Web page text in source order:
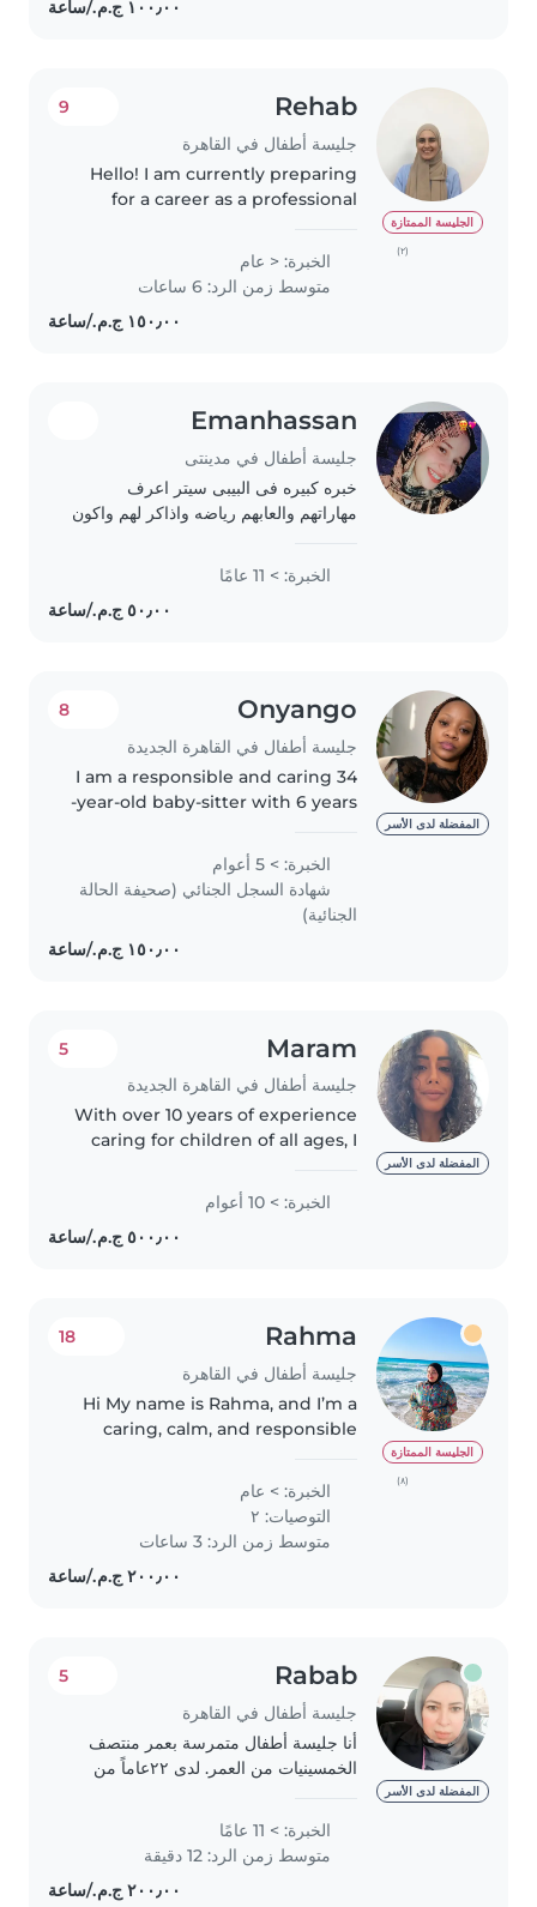
الجليسة الممتازة
(٢)
Rehab
جليسة أطفال في القاهرة
9
Hello! I am currently preparing
for a career as a professional
babysitting opportunities for
children aged 2 to 13 years. I hold
certifications in Speech
الخبرة: < عام
متوسط زمن الرد: 6 ساعات
Emanhassan
جليسة أطفال في مدينتى‎‎
خبره كبيره فى البيبى سيتر اعرف
مهاراتهم والعابهم رياضه واذاكر لهم واكون
وشربهم وميعاد نومهم انا حنونه جدا
وصبوره جدا وبحب الاطفال 🤍🤍🤍🤍🤍
الخبرة: > 11 عامًا
المفضلة لدى الأسر
Onyango
جليسة أطفال في القاهرة الجديدة
8
I am a responsible and caring 34
-year-old baby-sitter with 6 years
preschoolers,including those
with special needs in speech
disorder. I am Fluent in..
الخبرة: > 5 أعوام
شهادة السجل الجنائي (صحيفة الحالة
الجنائية)
المفضلة لدى الأسر
Maram
جليسة أطفال في القاهرة الجديدة
5
With over 10 years of experience
caring for children of all ages, I
and a warm, nurturing approach
to my work. I'm comfortable
with pets and can assist..
الخبرة: > 10 أعوام
الجليسة الممتازة
(٨)
Rahma
جليسة أطفال في القاهرة
18
Hi My name is Rahma, and I’m a
caring, calm, and responsible
hands-on experience looking
after babies, toddlers,
preschoolers, and school-age
children...
الخبرة: > عام
التوصيات: ٢
متوسط زمن الرد: 3 ساعات
المفضلة لدى الأسر
Rabab
جليسة أطفال في القاهرة
5
أنا جليسة أطفال متمرسة بعمر منتصف
الخمسينيات من العمر. لدى ٢٢عاماً من
الأعمار، بما في ذلك الرضع والأطفال
المسؤولية..
الخبرة: > 11 عامًا
متوسط زمن الرد: 12 دقيقة